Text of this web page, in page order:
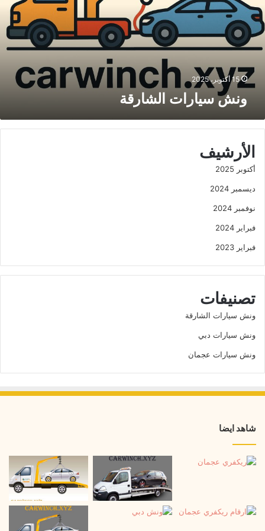
ر
ا
ت
ق
15 أكتوبر، 2025
ونش سيارات الشارقة
الأرشيف
أكتوبر 2025
ديسمبر 2024
نوفمبر 2024
فبراير 2024
فبراير 2023
تصنيفات
ونش سيارات الشارقة
ونش سيارات دبي
ونش سيارات عجمان
شاهد ايضا